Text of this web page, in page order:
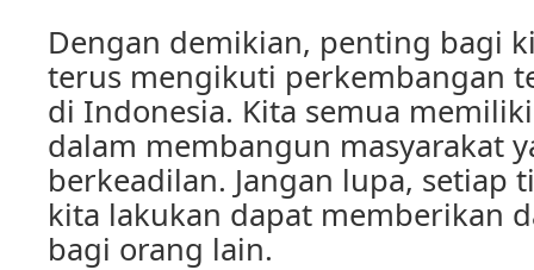
Dengan demikian, penting bagi
terus mengikuti perkembangan
di Indonesia. Kita semua
dalam membangun masyarakat
berkeadilan. Jangan lupa, setiap
kita lakukan dapat memberikan
bagi orang lain.